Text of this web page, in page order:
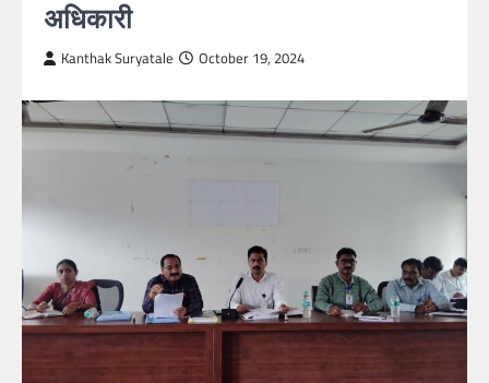
अधिकारी
Kanthak Suryatale October 19, 2024